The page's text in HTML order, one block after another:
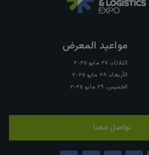
مواعيد المعرض
الثلاثاء، ٢٧ مايو ٢٠٢٥
الأربعاء، ٢٨ مايو ٢٠٢٥
الخميس، ٢٩ مايو ٢٠٢٥
تواصل معنا